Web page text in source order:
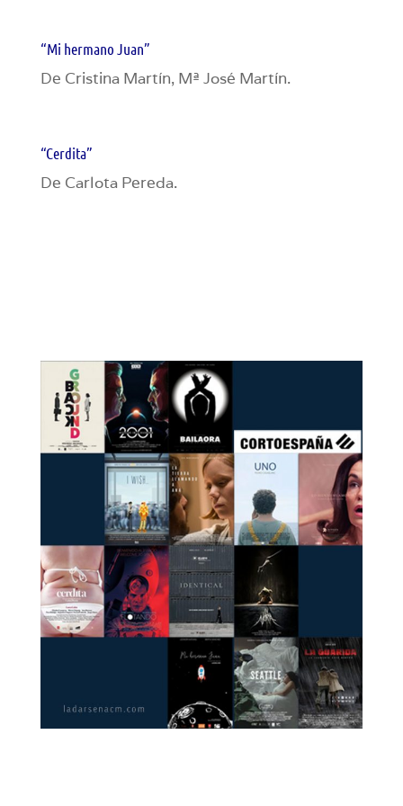
“Mi hermano Juan”
De Cristina Martín, Mª José Martín.
“Cerdita”
De Carlota Pereda.